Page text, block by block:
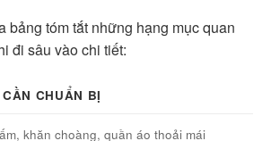
bảng tóm tắt những hạng mục quan
đi sâu vào chi tiết:
CHUẨN BỊ
khăn choàng, quần áo thoải mái